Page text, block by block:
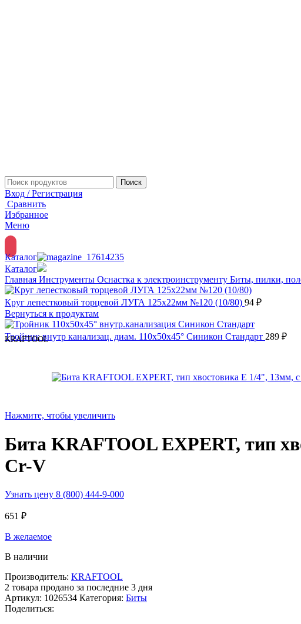
Поиск
Вход / Регистрация
Сравнить
Избранное
Меню
Каталог
Каталог
Главная Инструменты Оснастка к электроинструменту Биты, пилки,
Круг лепестковый торцевой ЛУГА 125х22мм №120 (10/80) 94 ₽
Вернуться к продуктам
Тройник внутр канализац. диам. 110х50х45° Синикон Стандарт 289 ₽
KRAFTOOL
Нажмите, чтобы увеличить
Бита KRAFTOOL EXPERT, тип
Cr-V
Узнать цену 8 (800) 444-9-000
651 ₽
В желаемое
В наличии
Производитель: KRAFTOOL
2 товара продано за последние 3 дня
Артикул: 1026534 Категория: Биты
Поделиться: